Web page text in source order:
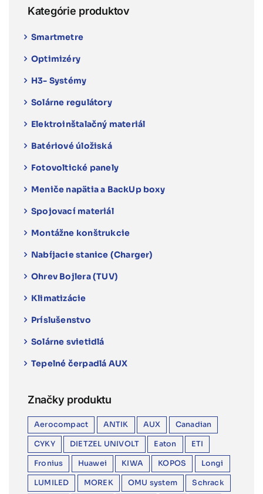
produktu.
Kategórie produktov
Smartmetre
Optimizéry
H3- Systémy
Solárne regulátory
Elektroinštalačný materiál
Batériové úložiská
Fotovoltické panely
Meniče napätia a BackUp boxy
Spojovací materiál
Montážne konštrukcie
Nabíjacie stanice (Charger)
Ohrev Bojlera (TUV)
Klimatizácie
Príslušenstvo
Solárne svietidlá
Tepelné čerpadlá AUX
Značky produktu
Aerocompact ANTIK AUX Canadian
CYKY DIETZEL UNIVOLT Eaton ETI
Fronius Huawei KIWA KOPOS Longi
LUMILED MOREK OMU system Schrack